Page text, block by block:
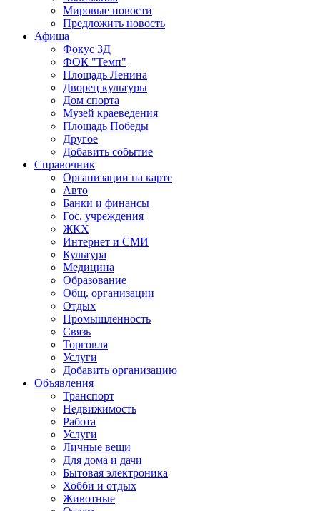
Мировые новости
Предложить новость
Афиша
Фокус 3Д
ФОК "Темп"
Площадь Ленина
Дворец культуры
Дом спорта
Музей краеведения
Площадь Победы
Другое
Добавить событие
Справочник
Организации на карте
Авто
Банки и финансы
Гос. учреждения
ЖКХ
Интернет и СМИ
Культура
Медицина
Образование
Общ. организации
Отдых
Промышленность
Связь
Торговля
Услуги
Добавить организацию
Объявления
Транспорт
Недвижимость
Работа
Услуги
Личные вещи
Для дома и дачи
Бытовая электроника
Хобби и отдых
Животные